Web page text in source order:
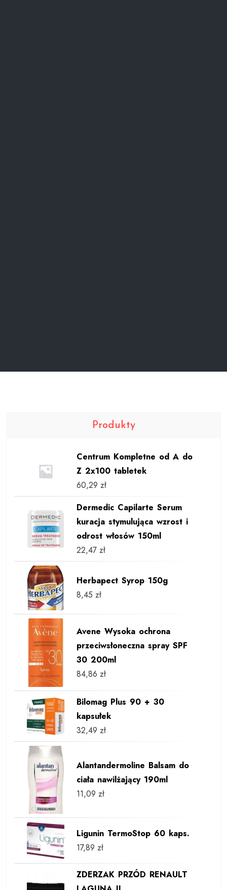
Produkty
Centrum Kompletne od A do
Z 2x100 tabletek
60,29 zł
Dermedic Capilarte Serum
kuracja stymulująca wzrost i
odrost włosów 150ml
22,47 zł
Herbapect Syrop 150g
8,45 zł
Avene Wysoka ochrona
przeciwsłoneczna spray SPF
30 200ml
84,86 zł
Bilomag Plus 90 + 30
kapsułek
32,49 zł
Alantandermoline Balsam do
ciała nawilżający 190ml
11,09 zł
Ligunin TermoStop 60 kaps.
17,89 zł
ZDERZAK PRZÓD RENAULT